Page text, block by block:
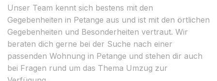
Unser Team kennt sich bestens mit den
Gegebenheiten in Petange aus und ist mit den örtlichen
Gegebenheiten und Besonderheiten vertraut. Wir
beraten dich gerne bei der Suche nach einer
passenden Wohnung in Petange und stehen dir auch
bei Fragen rund um das Thema Umzug zur